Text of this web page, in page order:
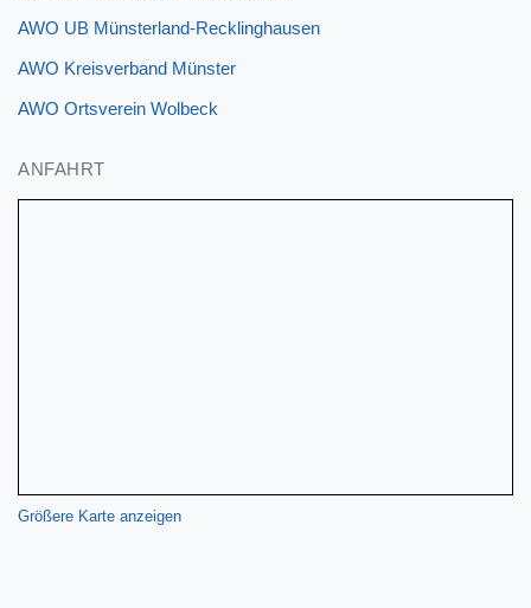
AWO UB Münsterland-Recklinghausen
AWO Kreisverband Münster
AWO Ortsverein Wolbeck
ANFAHRT
Größere Karte anzeigen